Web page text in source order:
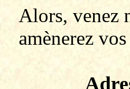
Alors, venez
amènerez